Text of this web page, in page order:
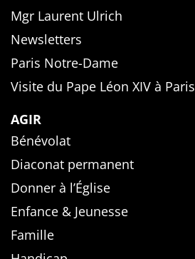
Mgr Laurent Ulrich
Newsletters
Paris Notre-Dame
Visite du Pape Léon XIV à Paris
AGIR
Bénévolat
Diaconat permanent
Donner à l’Église
Enfance & Jeunesse
Famille